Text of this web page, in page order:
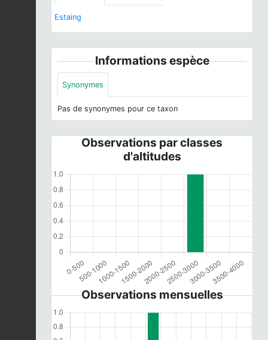
Estaing
Informations espèce
Synonymes
Pas de synonymes pour ce taxon
Observations par classes
d'altitudes
Observations mensuelles